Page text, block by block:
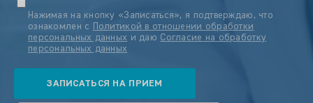
Нажимая на кнопку «Записаться», я подтверждаю, что
ознакомлен с Политикой в отношении обработки
персональных данных и даю Согласие на обработку
персональных данных